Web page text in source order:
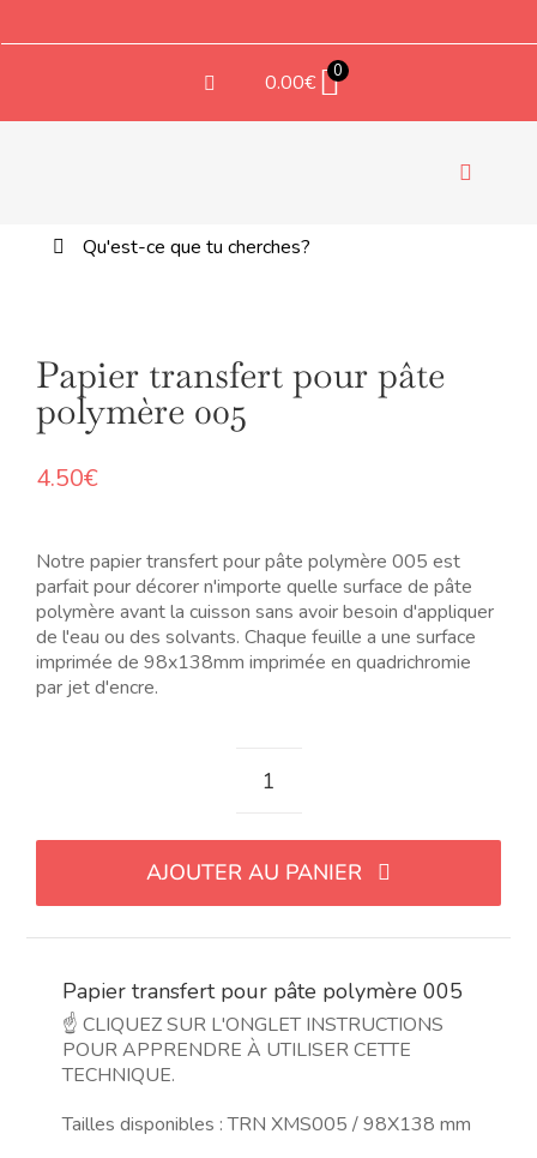
0.00€ 0
Rechercher:
Papier transfert pour pâte
polymère 005
4.50€
Notre papier transfert pour pâte polymère 005 est
parfait pour décorer n'importe quelle surface de pâte
polymère avant la cuisson sans avoir besoin d'appliquer
de l'eau ou des solvants. Chaque feuille a une surface
imprimée de 98x138mm imprimée en quadrichromie
par jet d'encre.
quantité
de
transferencia
para
polimérica
005
AJOUTER AU PANIER
Papier transfert pour pâte polymère 005
☝️ CLIQUEZ SUR L'ONGLET INSTRUCTIONS
POUR APPRENDRE À UTILISER CETTE
TECHNIQUE.
Tailles disponibles : TRN XMS005 / 98X138 mm